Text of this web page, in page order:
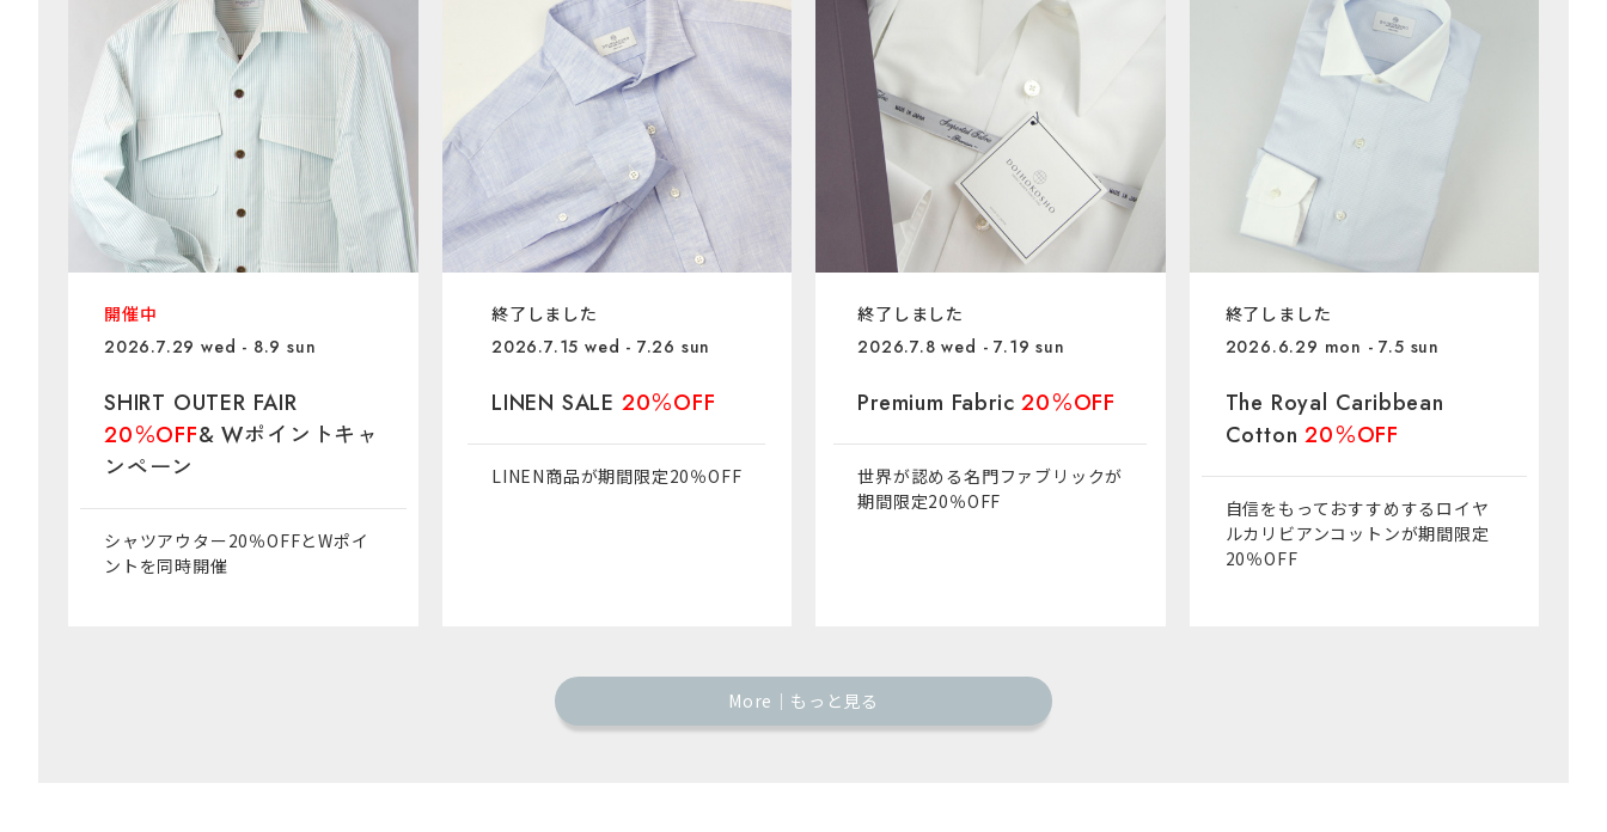
開催中
2026.7.29 wed - 8.9 sun
SHIRT OUTER FAIR
20％OFF& Wポイントキャ
ンペーン
シャツアウター20％OFFとWポイ
ントを同時開催
終了しました
2026.7.15 wed - 7.26 sun
LINEN SALE 20％OFF
LINEN商品が期間限定20％OFF
終了しました
2026.7.8 wed - 7.19 sun
Premium Fabric20％OFF
世界が認める名門ファブリックが
期間限定20％OFF
終了しました
2026.6.29 mon - 7.5 sun
The Royal Caribbean
Cotton20％OFF
自信をもっておすすめするロイヤ
ルカリビアンコットンが期間限定
20％OFF
More｜もっと見る